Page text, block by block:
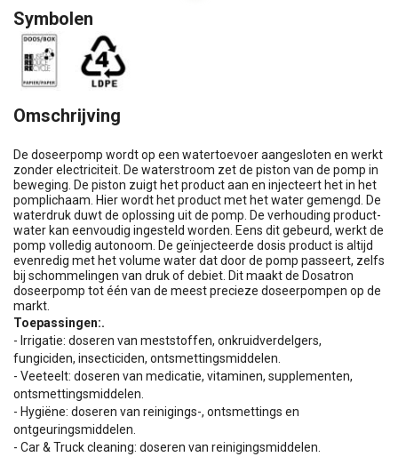
Symbolen
Omschrijving
De doseerpomp wordt op een watertoevoer aangesloten en werkt
zonder electriciteit. De waterstroom zet de piston van de pomp in
beweging. De piston zuigt het product aan en injecteert het in het
pomplichaam. Hier wordt het product met het water gemengd. De
waterdruk duwt de oplossing uit de pomp. De verhouding product-
water kan eenvoudig ingesteld worden. Eens dit gebeurd, werkt de
pomp volledig autonoom. De geïnjecteerde dosis product is altijd
evenredig met het volume water dat door de pomp passeert, zelfs
bij schommelingen van druk of debiet. Dit maakt de Dosatron
doseerpomp tot één van de meest precieze doseerpompen op de
markt.
Toepassingen:.
- Irrigatie: doseren van meststoffen, onkruidverdelgers,
fungiciden, insecticiden, ontsmettingsmiddelen.
- Veeteelt: doseren van medicatie, vitaminen, supplementen,
ontsmettingsmiddelen.
- Hygiëne: doseren van reinigings-, ontsmettings en
ontgeuringsmiddelen.
- Car & Truck cleaning: doseren van reinigingsmiddelen.